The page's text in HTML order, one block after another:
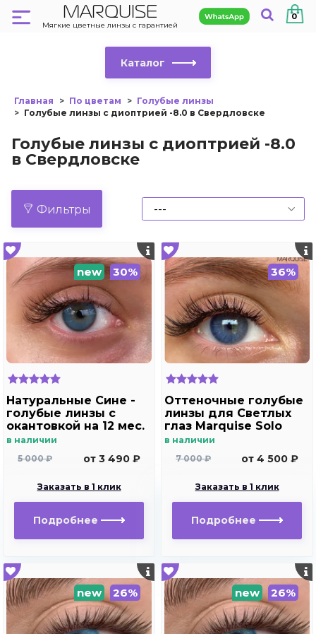
MARQUISE
Мягкие цветные линзы с гарантией
0
Каталог
Главная По цветам
Голубые линзы
Голубые линзы с диоптрией -8.0 в Свердловске
Голубые линзы с диоптрией -8.0
в Свердловске
Фильтры
new 30%
Натуральные Сине -
голубые линзы c
окантовкой на 12 мес.
Marquise essvase Blue
в наличии
5 000 ₽
от 3 490 ₽
Заказать в 1 клик
Подробнее
36%
Оттеночные голубые
линзы для Светлых
глаз Marquise Solo
blue для
близорукости
в наличии
7 000 ₽
от 4 500 ₽
Заказать в 1 клик
Подробнее
new 26% new 26%